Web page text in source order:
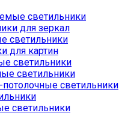
светильники
для зеркал
светильники
для картин
светильники
светильники
потолочные светильники
светильники